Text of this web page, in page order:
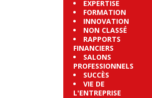
EXPERTISE
FORMATION
INNOVATION
NON CLASSÉ
RAPPORTS
FINANCIERS
SALONS
PROFESSIONNELS
SUCCÈS
VIE DE
L'ENTREPRISE